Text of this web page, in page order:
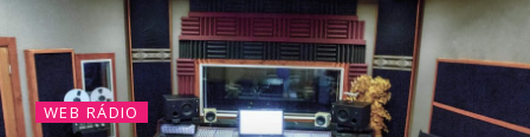
WEB RÁDIO